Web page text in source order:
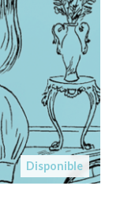
Disponible